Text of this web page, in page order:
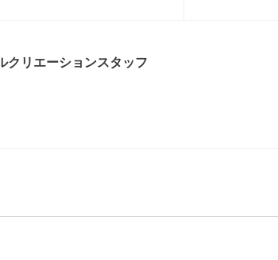
クリエーションスタッフ